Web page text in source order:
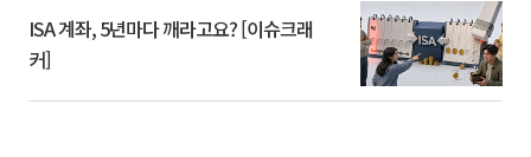
ISA 계좌, 5년마다 깨라고요? [이슈크래
커]